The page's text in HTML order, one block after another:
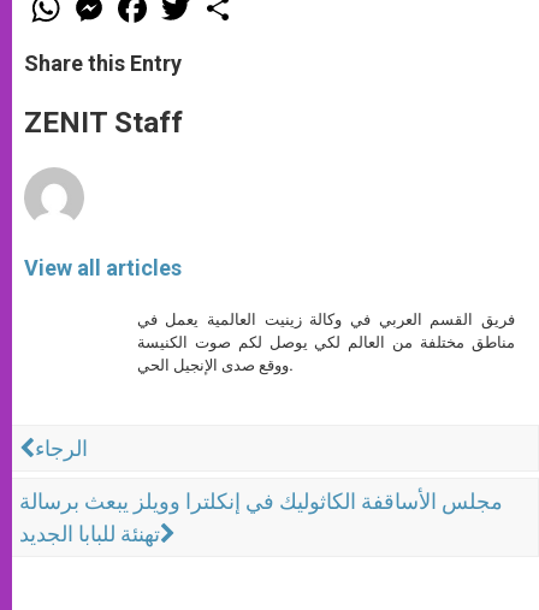
h
t
s
p
p
e
s
e
g
e
a
e
b
o
k
w
Share this Entry
ZENIT Staff
View all articles
فريق القسم العربي في وكالة زينيت العالمية يعمل في
مناطق مختلفة من العالم لكي يوصل لكم صوت الكنيسة
ووقع صدى الإنجيل الحي.
الرجاء
مجلس الأساقفة الكاثوليك في إنكلترا وويلز يبعث برسالة
تهنئة للبابا الجديد